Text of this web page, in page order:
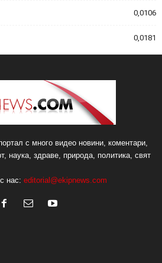
0,0106
0,0181
с много видео новини, коментари,
наука, здраве, природа, политика, свят
нас: editorial@ekipnews.com